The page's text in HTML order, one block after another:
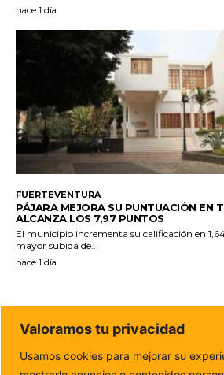
hace 1 día
FUERTEVENTURA
PÁJARA MEJORA SU PUNTUACIÓN EN
ALCANZA LOS 7,97 PUNTOS
El municipio incrementa su calificación en
mayor subida de...
hace 1 día